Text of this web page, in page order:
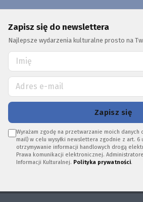
Zapisz się do newslettera
Najlepsze wydarzenia kulturalne prosto na
Zapisz się
Wyrażam zgodę na przetwarzanie moich danych
mail) w celu wysyłki newslettera zgodnie z art. 6
otrzymywanie informacji handlowych drogą
Prawa komunikacji elektronicznej.
Informacji Kulturalnej. Polityka prywatności.